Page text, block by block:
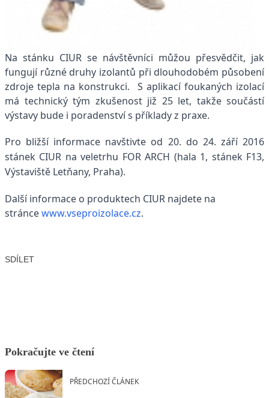
Na stánku CIUR se návštěvníci můžou přesvědčit, jak
fungují různé druhy izolantů při dlouhodobém působení
zdroje tepla na konstrukci. S aplikací foukaných izolací
má technický tým zkušenost již 25 let, takže součástí
výstavy bude i poradenství s příklady z praxe.
Pro bližší informace navštivte od 20. do 24. září 2016
stánek CIUR na veletrhu FOR ARCH (hala 1, stánek F13,
Výstaviště Letňany, Praha).
Další informace o produktech CIUR najdete na
stráncewww.vseproizolace.cz.
SDÍLET
Pokračujte ve čtení
PŘEDCHOZÍ ČLÁNEK